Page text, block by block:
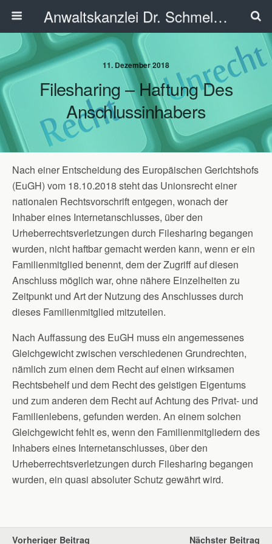
Anwaltskanzlei Dr. Schmelzer - Ahlen
11. Dezember 2018
Filesharing – Haftung Des
Anschlussinhabers
Nach einer Entscheidung des Europäischen Gerichtshofs
(EuGH) vom 18.10.2018 steht das Unionsrecht einer
nationalen Rechtsvorschrift entgegen, wonach der
Inhaber eines Internetanschlusses, über den
Urheberrechtsverletzungen durch Filesharing begangen
wurden, nicht haftbar gemacht werden kann, wenn er ein
Familienmitglied benennt, dem der Zugriff auf diesen
Anschluss möglich war, ohne nähere Einzelheiten zu
Zeitpunkt und Art der Nutzung des Anschlusses durch
dieses Familienmitglied mitzuteilen.
Nach Auffassung des EuGH muss ein angemessenes
Gleichgewicht zwischen verschiedenen Grundrechten,
nämlich zum einen dem Recht auf einen wirksamen
Rechtsbehelf und dem Recht des geistigen Eigentums
und zum anderen dem Recht auf Achtung des Privat- und
Familienlebens, gefunden werden. An einem solchen
Gleichgewicht fehlt es, wenn den Familienmitgliedern des
Inhabers eines Internetanschlusses, über den
Urheberrechtsverletzungen durch Filesharing begangen
wurden, ein quasi absoluter Schutz gewährt wird.
Vorheriger Beitrag Nächster Beitrag